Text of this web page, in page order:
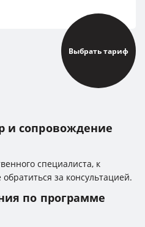
Выбрать тариф
и сопровождение
специалиста, к
за консультацией.
по программе